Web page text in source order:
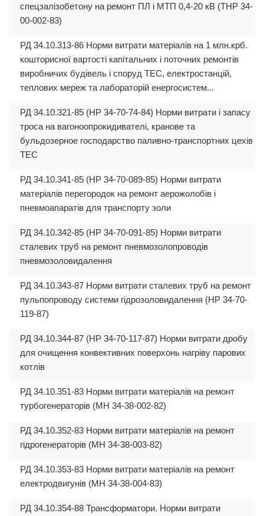
спецзалізобетону на ремонт ПЛ і МТП 0,4-20 кВ (ТНР 34-
00-002-83)
РД 34.10.313-86 Норми витрати матеріалів на 1 млн.крб.
кошторисної вартості капітальних і поточних ремонтів
виробничих будівель і споруд ТЕС, електростанцій,
теплових мереж та лабораторій енергосистем...
РД 34.10.321-85 (НР 34-70-74-84) Норми витрати і запасу
троса на вагоноопрокидивателі, кранове та
бульдозерное господарство паливно-транспортних цехів
ТЕС
РД 34.10.341-85 (НР 34-70-089-85) Норми витрати
матеріалів перегородок на ремонт аерожолобів і
пневмоапаратів для транспорту золи
РД 34.10.342-85 (НР 34-70-091-85) Норми витрати
сталевих труб на ремонт пневмозолопроводів
пневмозоловидалення
РД 34.10.343-87 Норми витрати сталевих труб на ремонт
пульпопроводу системи гідрозоловидалення (НР 34-70-
119-87)
РД 34.10.344-87 (НР 34-70-117-87) Норми витрати дробу
для очищення конвективних поверхонь нагріву парових
котлів
РД 34.10.351-83 Норми витрати матеріалів на ремонт
турбогенераторів (МН 34-38-002-82)
РД 34.10.352-83 Норми витрати матеріалів на ремонт
гідрогенераторів (МН 34-38-003-82)
РД 34.10.353-83 Норми витрати матеріалів на ремонт
електродвигунів (МН 34-38-004-83)
РД 34.10.354-88 Трансформатори. Норми витрати